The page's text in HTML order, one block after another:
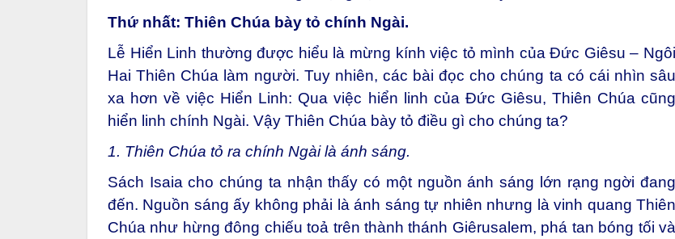
Thứ nhất: Thiên Chúa bày tỏ chính Ngài.
Lễ Hiển Linh thường được hiểu là mừng kính việc tỏ mình của Đức Giêsu – Ngôi
Hai Thiên Chúa làm người. Tuy nhiên, các bài đọc cho chúng ta có cái nhìn sâu
xa hơn về việc Hiển Linh: Qua việc hiển linh của Đức Giêsu, Thiên Chúa cũng
hiển linh chính Ngài. Vậy Thiên Chúa bày tỏ điều gì cho chúng ta?
1. Thiên Chúa tỏ ra chính Ngài là ánh sáng.
Sách Isaia cho chúng ta nhận thấy có một nguồn ánh sáng lớn rạng ngời đang
đến. Nguồn sáng ấy không phải là ánh sáng tự nhiên nhưng là vinh quang Thiên
Chúa như hừng đông chiếu toả trên thành thánh Giêrusalem, phá tan bóng tối và